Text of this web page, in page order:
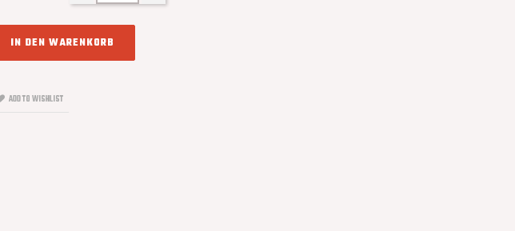
IN DEN WARENKORB
ADD TO WISHLIST